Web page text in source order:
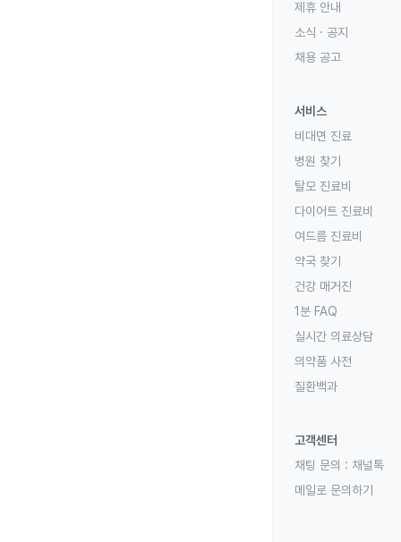
제휴 안내
소식 · 공지
채용 공고
서비스
비대면 진료
병원 찾기
탈모 진료비
다이어트 진료비
여드름 진료비
약국 찾기
건강 매거진
1분 FAQ
실시간 의료상담
의약품 사전
질환백과
고객센터
채팅 문의 : 채널톡
메일로 문의하기